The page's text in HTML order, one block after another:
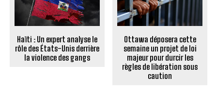
Haïti : Un expert analyse le
rôle des États-Unis derrière
la violence des gangs
Ottawa déposera cette
semaine un projet de loi
majeur pour durcir les
règles de libération sous
caution